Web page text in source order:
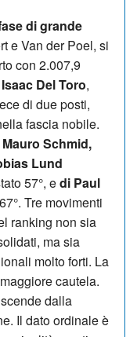
di grande
e Van der Poel, si
con 2.007,9
Isaac Del Toro,
di due posti,
fascia nobile.
Schmid,
Lund
57°, edi Paul
Tre movimenti
ranking non sia
ma sia
molto forti. La
cautela.
dalla
Il dato ordinale è